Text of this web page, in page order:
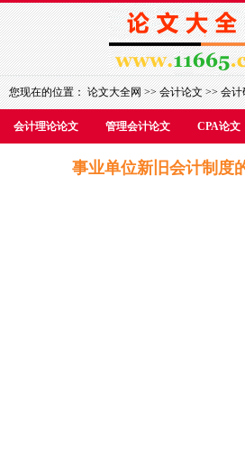
您现在的位置：论文大全网>>会计论文>>会计
会计理论论文 管理会计论文 CPA论文
事业单位新旧会计制度